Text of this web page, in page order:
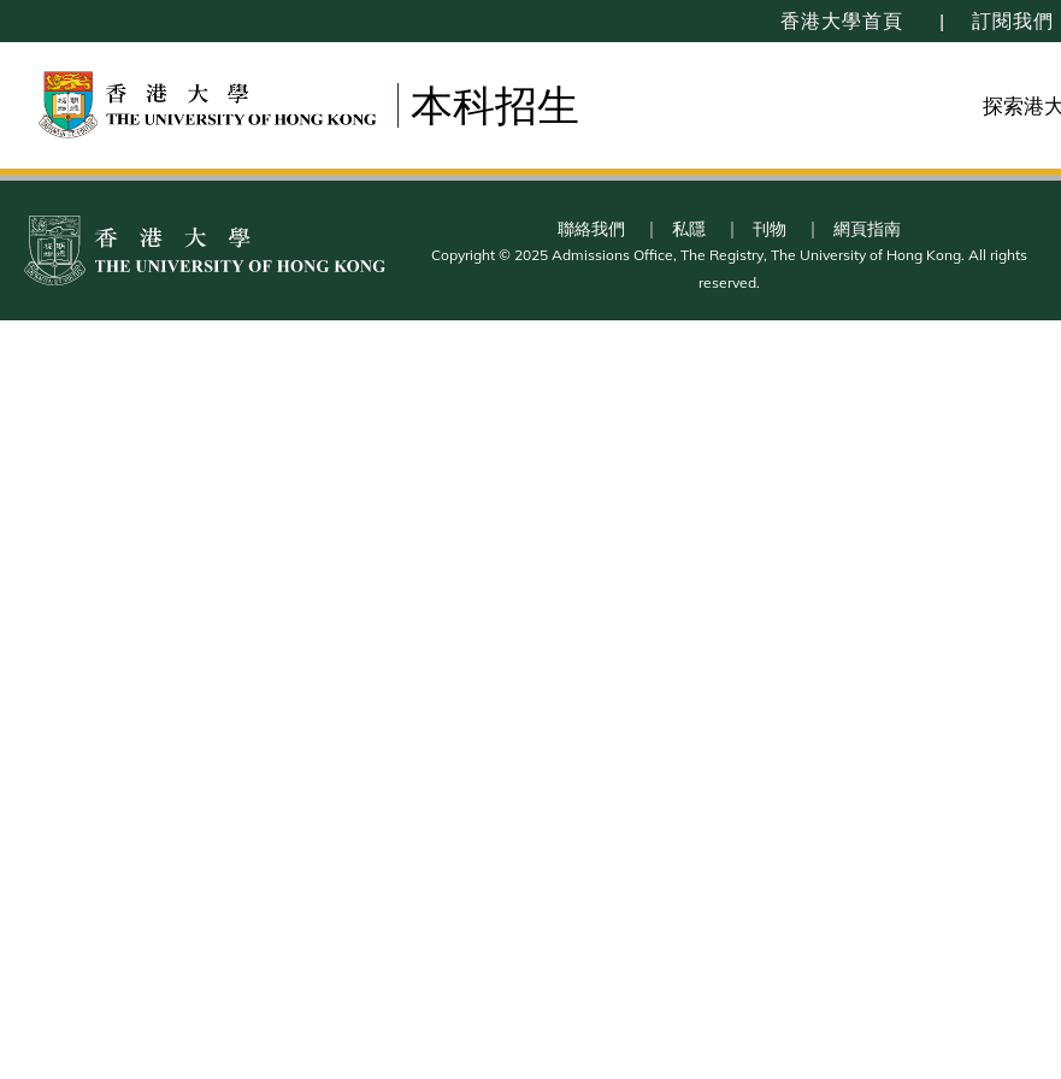
to
main
content
香港大學首頁 訂閱我們
本科招生 探索港
聯絡我們 私隱 刊物 網頁指南
Copyright © 2025 Admissions Office, The Registry, The University of Hong Kong. All rights
reserved.